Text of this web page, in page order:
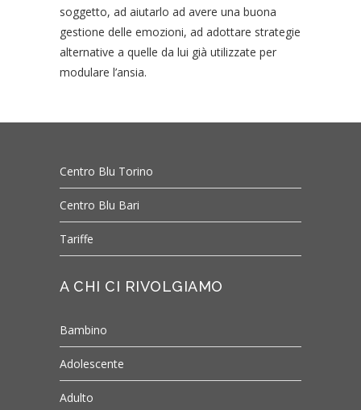
soggetto, ad aiutarlo ad avere una buona
gestione delle emozioni, ad adottare strategie
alternative a quelle da lui già utilizzate per
modulare l’ansia.
Centro Blu Torino
Centro Blu Bari
Tariffe
A CHI CI RIVOLGIAMO
Bambino
Adolescente
Adulto